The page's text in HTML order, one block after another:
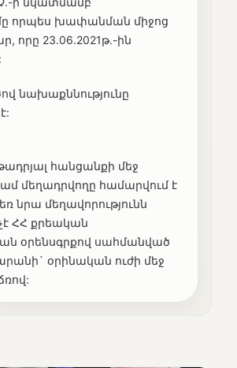
որպես խափանման միջոց
որը 23.06.2021թ.-ին
նախաքննությունը
հանցանքի մեջ
մեղադրվողը համարվում է
նրա մեղավորությունն
ՀՀ քրեական
օրենսգրքով սահմանված
օրինական ուժի մեջ